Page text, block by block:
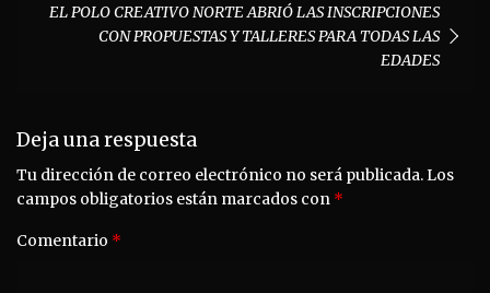
EL POLO CREATIVO NORTE ABRIÓ LAS INSCRIPCIONES
CON PROPUESTAS Y TALLERES PARA TODAS LAS
EDADES
Deja una respuesta
Tu dirección de correo electrónico no será publicada.Los
campos obligatorios están marcados con *
Comentario *